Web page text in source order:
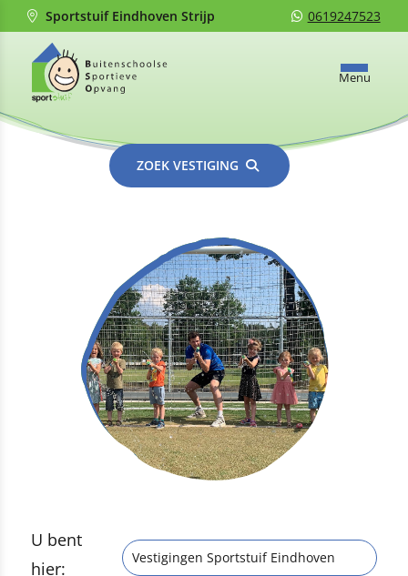
Sportstuif Eindhoven Strijp 0619247523
Menu
ZOEK VESTIGING
U bent
hier:
Vestigingen Sportstuif Eindhoven